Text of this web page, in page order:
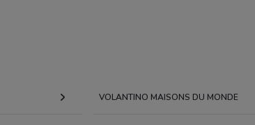
VOLANTINO MAISONS DU MONDE